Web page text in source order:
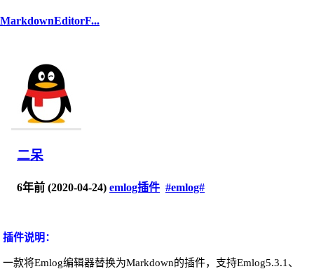
MarkdownEditorF...
二呆
6年前 (2020-04-24) emlog插件 #emlog#
插件说明：
一款将Emlog编辑器替换为Markdown的插件，支持Emlog5.3.1、